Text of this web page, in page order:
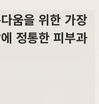
움을 위한 가장
정통한 피부과